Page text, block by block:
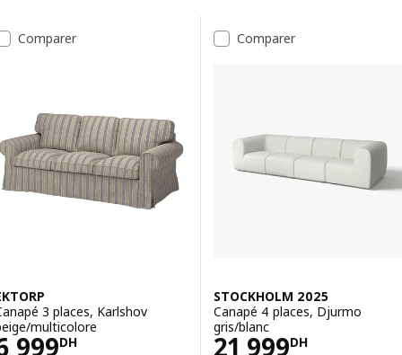
Liste de résultats
Comparer
3 places, Karlshov
multicolore
999DH
6999DH
Comparer
STOCKHOLM 2025
Canapé 4 places, Djurmo
gris/blanc
21 999DH
Prix 21999DH